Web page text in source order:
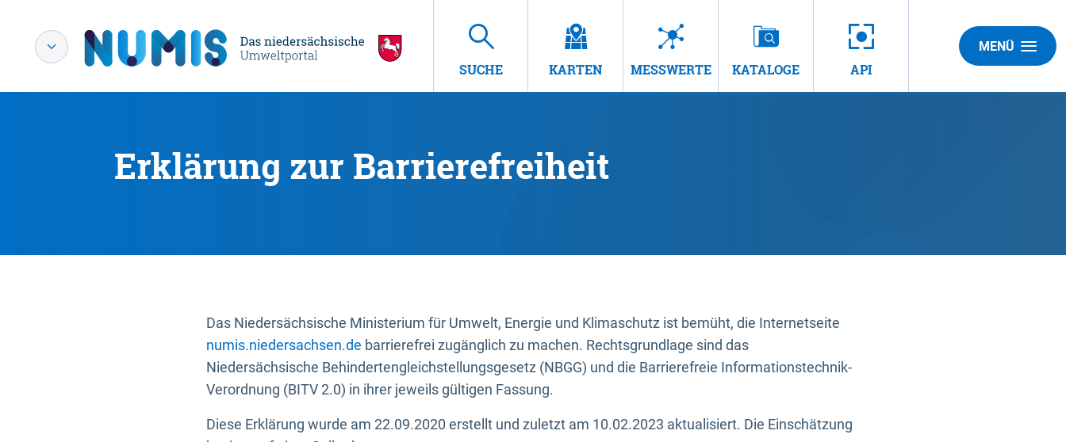
SUCHE KARTEN MESSWERTE KATALOGE API
MENÜ
Erklärung zur Barrierefreiheit
Das Niedersächsische Ministerium für Umwelt, Energie und Klimaschutz ist bemüht, die Internetseite
numis.niedersachsen.de barrierefrei zugänglich zu machen. Rechtsgrundlage sind das
Niedersächsische Behindertengleichstellungsgesetz (NBGG) und die Barrierefreie Informationstechnik-
Verordnung (BITV 2.0) in ihrer jeweils gültigen Fassung.
Diese Erklärung wurde am 22.09.2020 erstellt und zuletzt am 10.02.2023 aktualisiert. Die Einschätzung